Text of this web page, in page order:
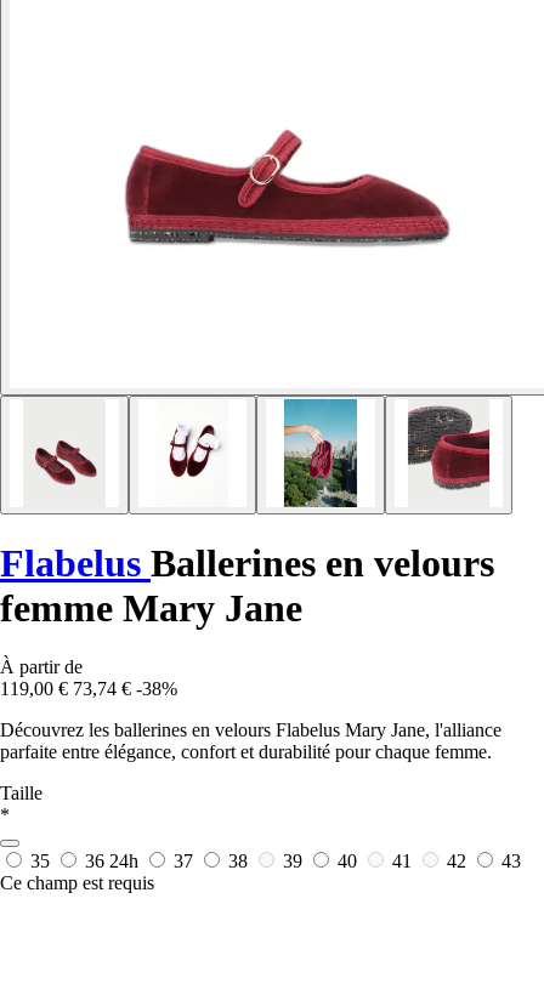
Flabelus Ballerines en velours
femme Mary Jane
À partir de
119,00 € 73,74 € -38%
Découvrez les ballerines en velours Flabelus Mary Jane, l'alliance
parfaite entre élégance, confort et durabilité pour chaque femme.
Taille
*
35 36 24h 37 38 39 40 41 42
43
Ce champ est requis